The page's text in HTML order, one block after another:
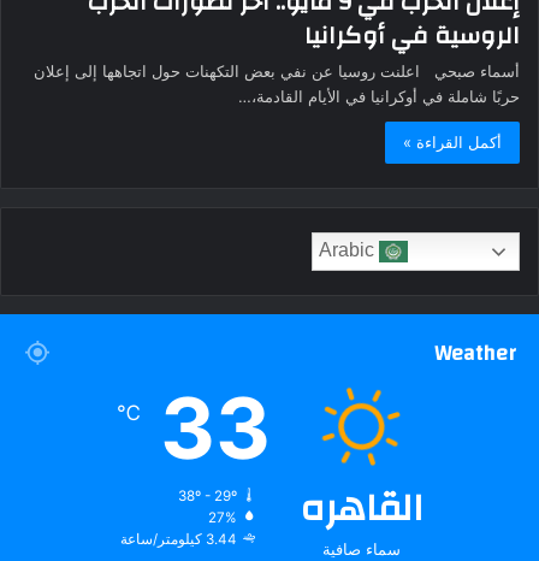
الروسية في أوكرانيا
أسماء صبحي اعلنت روسيا عن نفي بعض التكهنات حول اتجاهها إلى إعلان
حربًا شاملة في أوكرانيا في الأيام القادمة،…
أكمل القراءة »
Weather
القاهره
سماء صافية
33
℃
38º - 29º
27%
3.44 كيلومتر/ساعة